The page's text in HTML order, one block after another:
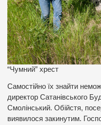
“Чумний” хрест
Самостійно їх знайти
директор Сатанівського
Смолінський. Обійстя,
виявилося закинутим.